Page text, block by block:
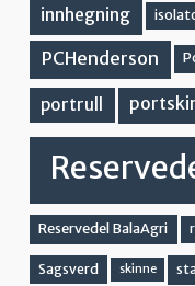
innhegning
PCHenderson
portrull
Reservedel BalaAgri
Sagsverd skinne